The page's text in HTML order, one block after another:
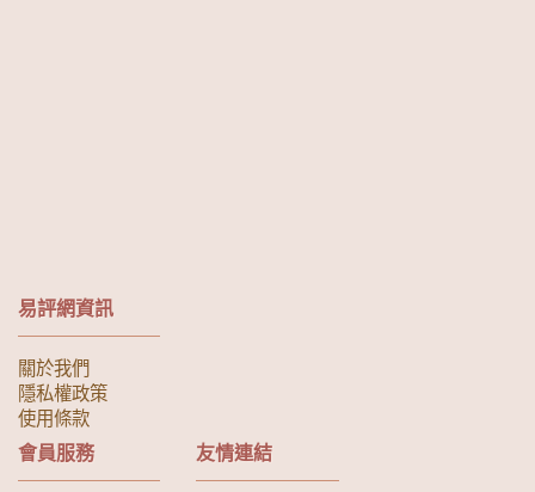
易評網資訊
關於我們
隱私權政策
使用條款
會員服務 友情連結